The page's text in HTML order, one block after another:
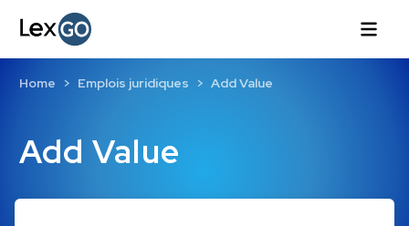
Add Value
Home Emplois juridiques Add Value